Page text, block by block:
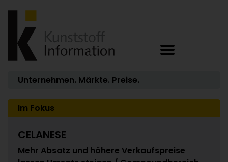
Unternehmen. Märkte. Preise.
Im Fokus
CELANESE
Mehr Absatz und höhere Verkaufspreise